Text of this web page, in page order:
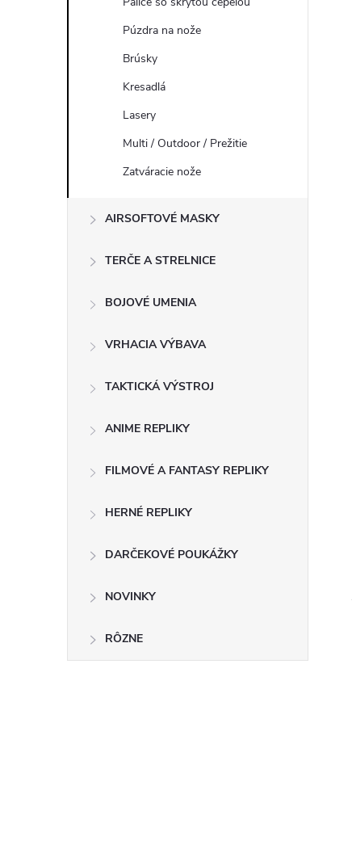
Púzdra na nože
Brúsky
Kresadlá
Lasery
Multi / Outdoor / Prežitie
Zatváracie nože
AIRSOFTOVÉ MASKY
TERČE A STRELNICE
BOJOVÉ UMENIA
VRHACIA VÝBAVA
TAKTICKÁ VÝSTROJ
ANIME REPLIKY
FILMOVÉ A FANTASY REPLIKY
HERNÉ REPLIKY
DARČEKOVÉ POUKÁŽKY
NOVINKY
RÔZNE